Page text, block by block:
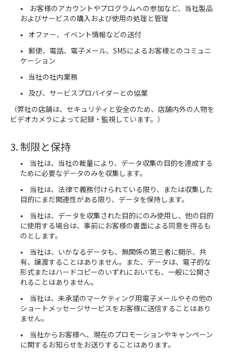
お客様のアカウントやプログラムへの参加など、当社製品
およびサービスの購入および使用の処理と管理
オファー、イベント情報などの送付
郵便、電話、電子メール、SMSによるお客様とのコミュニ
ケーション
当社の社内業務
及び、サービスプロバイダーとの協業
（弊社の店舗は、セキュリティと安全のため、店舗内外の人物を
ビデオカメラによって記録・監視しています。）
3. 制限と保持
当社は、当社の裁量により、データ収集の目的を達成する
ために必要なデータのみを収集します。
当社は、法律で義務付けられている限り、または収集した
目的にまだ関連性がある限り、データを保持します。
当社は、データを収集された目的にのみ使用し、他の目的
に使用する場合は、事前にお客様の書面による同意を得るも
のとします。
当社は、いかなるデータも、無関係の第三者に開示、共
有、譲渡することはありません。また、データは、電子的な
形式またはハードコピーのいずれにおいても、一般に公開さ
れることはありません。
当社は、未承諾のマーケティング用電子メールやその他の
ショートメッセージサービスをお客様に送信することはあり
ません。
当社からお客様へ、現在のプロモーションやキャンペーン
に関するお知らせをお送りすることはあります。